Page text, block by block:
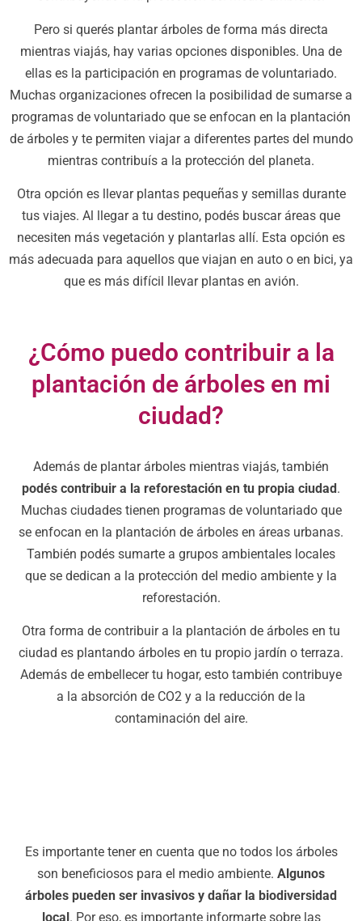
Pero si querés plantar árboles de forma más directa
mientras viajás, hay varias opciones disponibles. Una de
ellas es la participación en programas de voluntariado.
Muchas organizaciones ofrecen la posibilidad de sumarse a
programas de voluntariado que se enfocan en la plantación
de árboles y te permiten viajar a diferentes partes del mundo
mientras contribuís a la protección del planeta.
Otra opción es llevar plantas pequeñas y semillas durante
tus viajes. Al llegar a tu destino, podés buscar áreas que
necesiten más vegetación y plantarlas allí. Esta opción es
más adecuada para aquellos que viajan en auto o en bici, ya
que es más difícil llevar plantas en avión.
¿Cómo puedo contribuir a la
plantación de árboles en mi
ciudad?
Además de plantar árboles mientras viajás, también
podés contribuir a la reforestación en tu propia ciudad.
Muchas ciudades tienen programas de voluntariado que
se enfocan en la plantación de árboles en áreas urbanas.
También podés sumarte a grupos ambientales locales
que se dedican a la protección del medio ambiente y la
reforestación.
Otra forma de contribuir a la plantación de árboles en tu
ciudad es plantando árboles en tu propio jardín o terraza.
Además de embellecer tu hogar, esto también contribuye
a la absorción de CO2 y a la reducción de la
contaminación del aire.
Es importante tener en cuenta que no todos los árboles
son beneficiosos para el medio ambiente. Algunos
árboles pueden ser invasivos y dañar la biodiversidad
local . Por eso, es importante informarte sobre las